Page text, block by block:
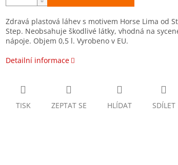
Zdravá plastová láhev s motivem Horse Lima od
Step. Neobsahuje škodlivé látky, vhodná na
nápoje. Objem 0,5 l. Vyrobeno v EU.
Detailní informace
TISK ZEPTAT SE HLÍDAT SDÍLET